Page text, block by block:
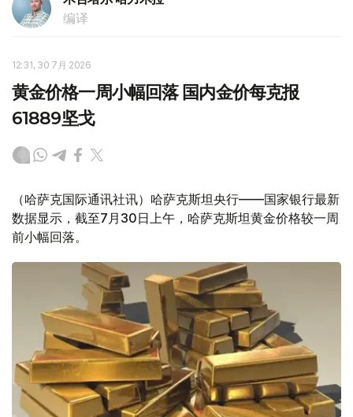
编译
12:31, 30 7月 2026
黄金价格一周小幅回落 国内金价每克报
61889坚戈
（哈萨克国际通讯社讯）哈萨克斯坦央行——国家银行最新
数据显示，截至7月30日上午，哈萨克斯坦黄金价格较一周
前小幅回落。